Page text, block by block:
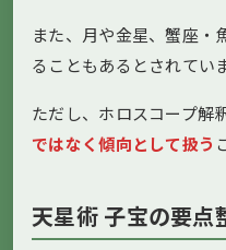
また、月や金星、蟹座・
ることもあるとされてい
ただし、ホロスコープ解
ではなく傾向として扱う
天星術 子宝の要点